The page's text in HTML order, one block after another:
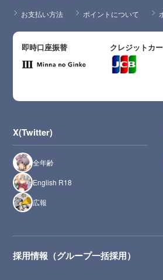
お支払い方法 ポイントについて
即時口座振替 クレジットカ
X(Twitter)
全年齢
English R18
広報
採用情報（グループ一括採用）